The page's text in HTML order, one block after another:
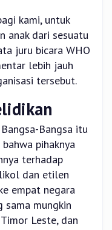
kami, untuk
anak dari sesuatu
juru bicara WHO
lebih jauh
tersebut.
Bangsa itu
pihaknya
terhadap
dan etilen
empat negara
sama mungkin
Leste, dan